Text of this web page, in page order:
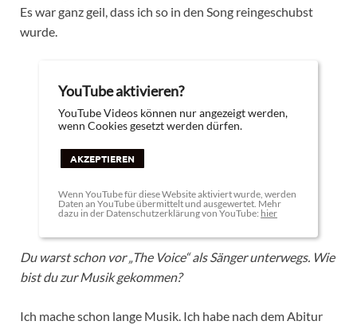
Es war ganz geil, dass ich so in den Song reingeschubst
wurde.
YouTube aktivieren?
YouTube Videos können nur angezeigt werden,
wenn Cookies gesetzt werden dürfen.
AKZEPTIEREN
Wenn YouTube für diese Website aktiviert wurde, werden
Daten an YouTube übermittelt und ausgewertet. Mehr
dazu in der Datenschutzerklärung von YouTube: hier
Du warst schon vor „The Voice“ als Sänger unterwegs. Wie
bist du zur Musik gekommen?
Ich mache schon lange Musik. Ich habe nach dem Abitur